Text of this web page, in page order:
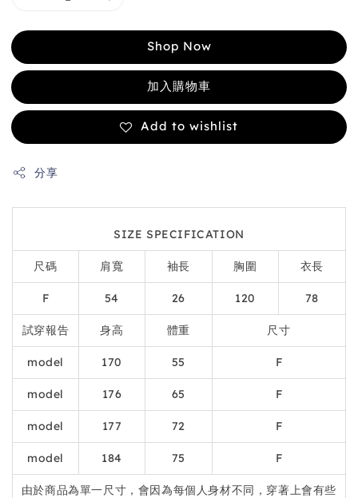
Shop Now
加入購物車
Add to wishlist
分享
SIZE SPECIFICATION
尺碼 肩寬 袖長 胸圍 衣長
F 54 26 120 78
試穿報告 身高 體重 尺寸
model 170 55 F
model 176 65 F
model 177 72 F
model 184 75 F
由於商品為單一尺寸，會因為每個人身材不同，穿著上會有些